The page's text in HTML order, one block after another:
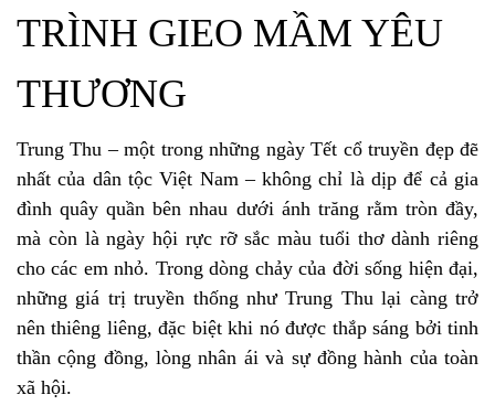
TRÌNH GIEO MẦM YÊU
THƯƠNG
Trung Thu – một trong những ngày Tết cổ truyền đẹp đẽ
nhất của dân tộc Việt Nam – không chỉ là dịp để cả gia
đình quây quần bên nhau dưới ánh trăng rằm tròn đầy,
mà còn là ngày hội rực rỡ sắc màu tuổi thơ dành riêng
cho các em nhỏ. Trong dòng chảy của đời sống hiện đại,
những giá trị truyền thống như Trung Thu lại càng trở
nên thiêng liêng, đặc biệt khi nó được thắp sáng bởi tinh
thần cộng đồng, lòng nhân ái và sự đồng hành của toàn
xã hội.